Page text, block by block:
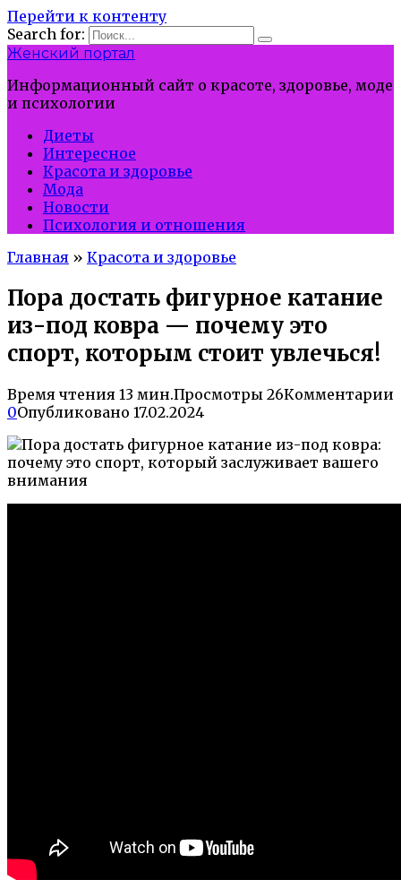
Перейти к контенту
Search for:
Женский портал
Информационный сайт о красоте, здоровье, моде
и психологии
Диеты
Интересное
Красота и здоровье
Мода
Новости
Психология и отношения
Главная » Красота и здоровье
Пора достать фигурное катание
из-под ковра — почему это
спорт, которым стоит увлечься!
Время чтения 13 мин.Просмотры 26Комментарии
0Опубликовано 17.02.2024